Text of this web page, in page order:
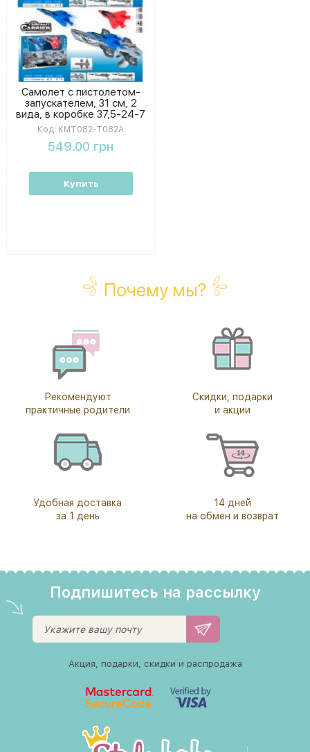
Самолет с пистолетом-
запускателем, 31 см, 2
вида, в коробке 37,5-24-7
см
Код: KMT082-T082A
549.00 грн
Купить
Почему мы?
Рекомендуют
практичные родители
Скидки, подарки
и акции
Удобная доставка
за 1 день
14 дней
на обмен и возврат
Подпишитесь на рассылку
Акция, подарки, скидки и распродажа